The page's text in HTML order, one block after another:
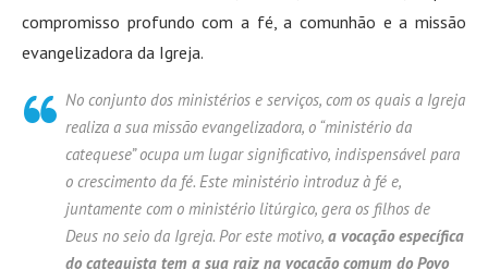
compromisso profundo com a fé, a comunhão e a missão
evangelizadora da Igreja.
No conjunto dos ministérios e serviços, com os quais a Igreja
realiza a sua missão evangelizadora, o “ministério da
catequese”ocupa um lugar significativo, indispensável para
o crescimento da fé. Este ministério introduz à fé e,
juntamente com o ministério litúrgico, gera os filhos de
Deus no seio da Igreja. Por este motivo, a vocação específica
do catequista tem a sua raiz na vocação comum do Povo